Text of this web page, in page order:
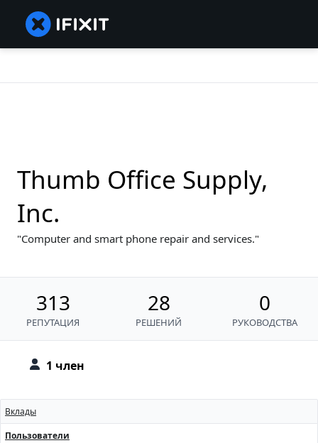
1 член
Thumb Office Supply,
Inc.
Computer and smart phone repair and services.
313
РЕПУТАЦИЯ
28
РЕШЕНИЙ
0
РУКОВОДСТВА
Вклады
Пользователи